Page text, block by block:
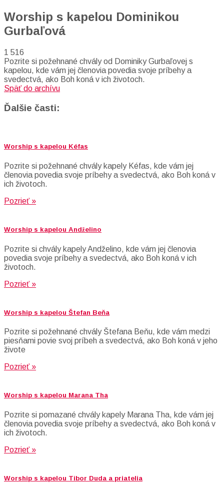
Worship s kapelou Dominikou
Gurbaľová
1 516
Pozrite si požehnané chvály od Dominiky Gurbaľovej s
kapelou, kde vám jej členovia povedia svoje príbehy a
svedectvá, ako Boh koná v ich životoch.
Späť do archívu
Ďalšie časti:
Worship s kapelou Kéfas
Pozrite si požehnané chvály kapely Kéfas, kde vám jej
členovia povedia svoje príbehy a svedectvá, ako Boh koná v
ich životoch.
Pozrieť »
Worship s kapelou Andželino
Pozrite si chvály kapely Andželino, kde vám jej členovia
povedia svoje príbehy a svedectvá, ako Boh koná v ich
životoch.
Pozrieť »
Worship s kapelou Štefan Beňa
Pozrite si požehnané chvály Štefana Beňu, kde vám medzi
piesňami povie svoj príbeh a svedectvá, ako Boh koná v jeho
živote
Pozrieť »
Worship s kapelou Marana Tha
Pozrite si pomazané chvály kapely Marana Tha, kde vám jej
členovia povedia svoje príbehy a svedectvá, ako Boh koná v
ich životoch.
Pozrieť »
Worship s kapelou Tibor Duda a priatelia